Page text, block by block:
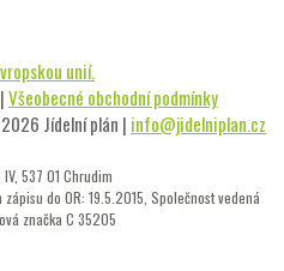
unií.
|Všeobecné obchodní podmínky
Jídelní plán | info@jidelniplan.cz
537 01 Chrudim
do OR: 19.5.2015, Společnost vedená
značka C 35205